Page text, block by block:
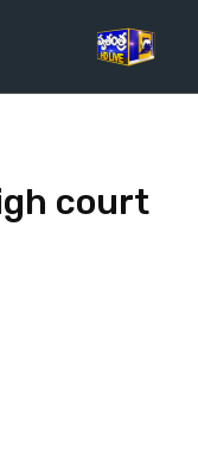
court